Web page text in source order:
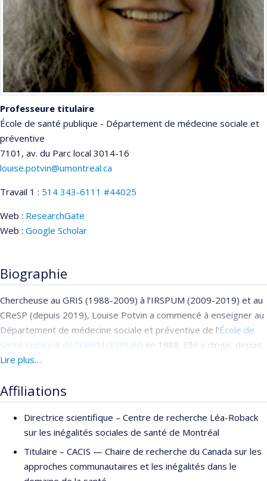
Professeure titulaire
École de santé publique - Département de médecine sociale et
préventive
7101, av. du Parc local 3014-16
louise.potvin@umontreal.ca
Travail 1 : 514 343-6111 #44025
Web : ResearchGate
Web : Google Scholar
Biographie
Chercheuse au GRIS (1988-2009) à l’IRSPUM (2009-2019) et au
CReSP (depuis 2019), Louise Potvin a commencé à enseigner au
Département de médecine sociale et préventive de l'École de
santé publique de l’UdeM (ESPUM) en 1988. Elle y dirige, depuis
2012, la Chaire de recherche du Canada sur les approches
De 2004 à 2016, elle a été directrice scientifique du Centre de
recherche Léa-Roback sur les inégalités sociales de santé de
Montréal, en plus d'être rédactrice scientifique de laRevue
canadienne de santé publique,de l'Association canadienne de
santé publique de 2013 à 2023. Elle est directrice scientifique
fondatrice du CReSP depuis 2019.
Lire plus…
Affiliations
Directrice scientifique – Centre de recherche Léa-Roback
sur les inégalités sociales de santé de Montréal
Titulaire – CACIS — Chaire de recherche du Canada sur les
approches communautaires et les inégalités dans le